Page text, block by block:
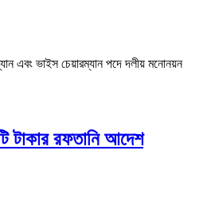
এবং ভাইস চেয়ারম্যান পদে দলীয় মনোনয়ন
টাকার রফতানি আদেশ